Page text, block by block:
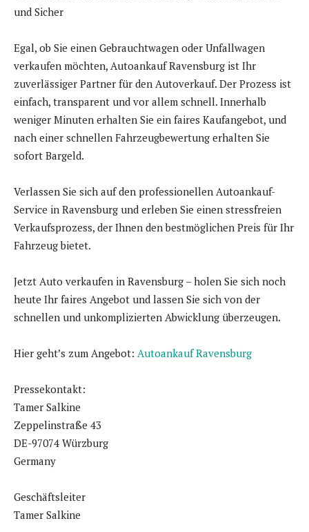
und Sicher
Egal, ob Sie einen Gebrauchtwagen oder Unfallwagen
verkaufen möchten, Autoankauf Ravensburg ist Ihr
zuverlässiger Partner für den Autoverkauf. Der Prozess ist
einfach, transparent und vor allem schnell. Innerhalb
weniger Minuten erhalten Sie ein faires Kaufangebot, und
nach einer schnellen Fahrzeugbewertung erhalten Sie
sofort Bargeld.
Verlassen Sie sich auf den professionellen Autoankauf-
Service in Ravensburg und erleben Sie einen stressfreien
Verkaufsprozess, der Ihnen den bestmöglichen Preis für Ihr
Fahrzeug bietet.
Jetzt Auto verkaufen in Ravensburg – holen Sie sich noch
heute Ihr faires Angebot und lassen Sie sich von der
schnellen und unkomplizierten Abwicklung überzeugen.
Hier geht’s zum Angebot: Autoankauf Ravensburg
Pressekontakt:
Tamer Salkine
Zeppelinstraße 43
DE-97074 Würzburg
Germany
Geschäftsleiter
Tamer Salkine